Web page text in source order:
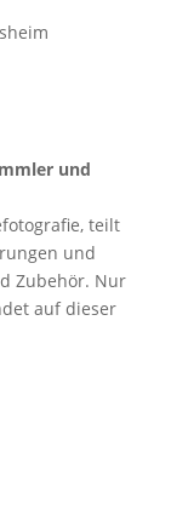
und
teilt
und
Zubehör. Nur
auf dieser